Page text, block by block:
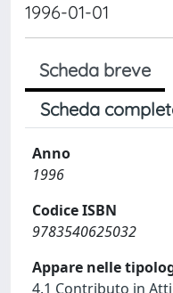
1996-01-01
Scheda breve
Scheda
Anno
1996
Codice ISBN
9783540625032
Appare nelle
4.1 Contributo in